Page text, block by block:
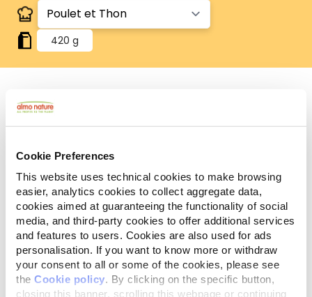
Cookie Preferences
This website uses technical cookies to make browsing
easier, analytics cookies to collect aggregate data,
cookies aimed at guaranteeing the functionality of social
media, and third-party cookies to offer additional services
and features to users. Cookies are also used for ads
personalisation. If you want to know more or withdraw
your consent to all or some of the cookies, please see
the Cookie policy. By clicking on the specific button,
closing this banner, scrolling this webpage or continuing
420 g
Human Grade
consommation humaine et désormais utilisés
comme ingrédients dans cet aliment pour chat ou
chien.
Sans gluten
Recettes sans gluten.
Ingrédients Constituants Analytiques
Poulet 48%, thon 27%, bouillon de poulet 24%, riz 1%.